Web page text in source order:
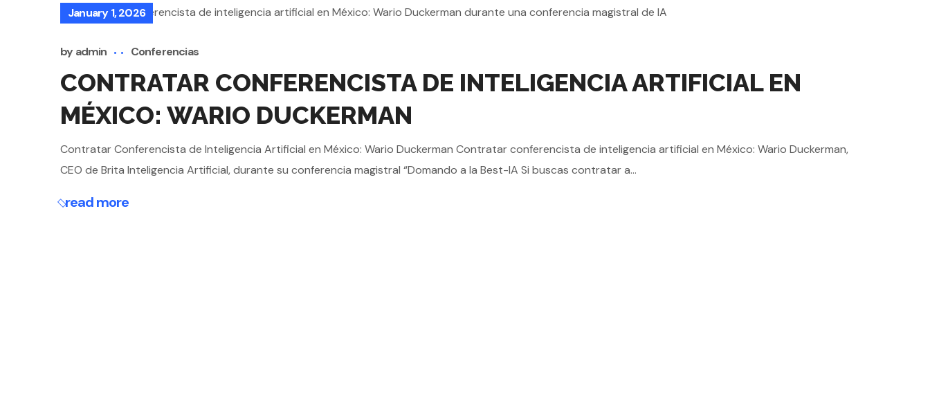
January 1, 2026
by admin Conferencias
CONTRATAR CONFERENCISTA DE INTELIGENCIA ARTIFICIAL EN
MÉXICO: WARIO DUCKERMAN
Contratar Conferencista de Inteligencia Artificial en México: Wario Duckerman Contratar conferencista de inteligencia artificial en México: Wario Duckerman,
CEO de Brita Inteligencia Artificial, durante su conferencia magistral “Domando a la Best-IA Si buscas contratar a...
read more